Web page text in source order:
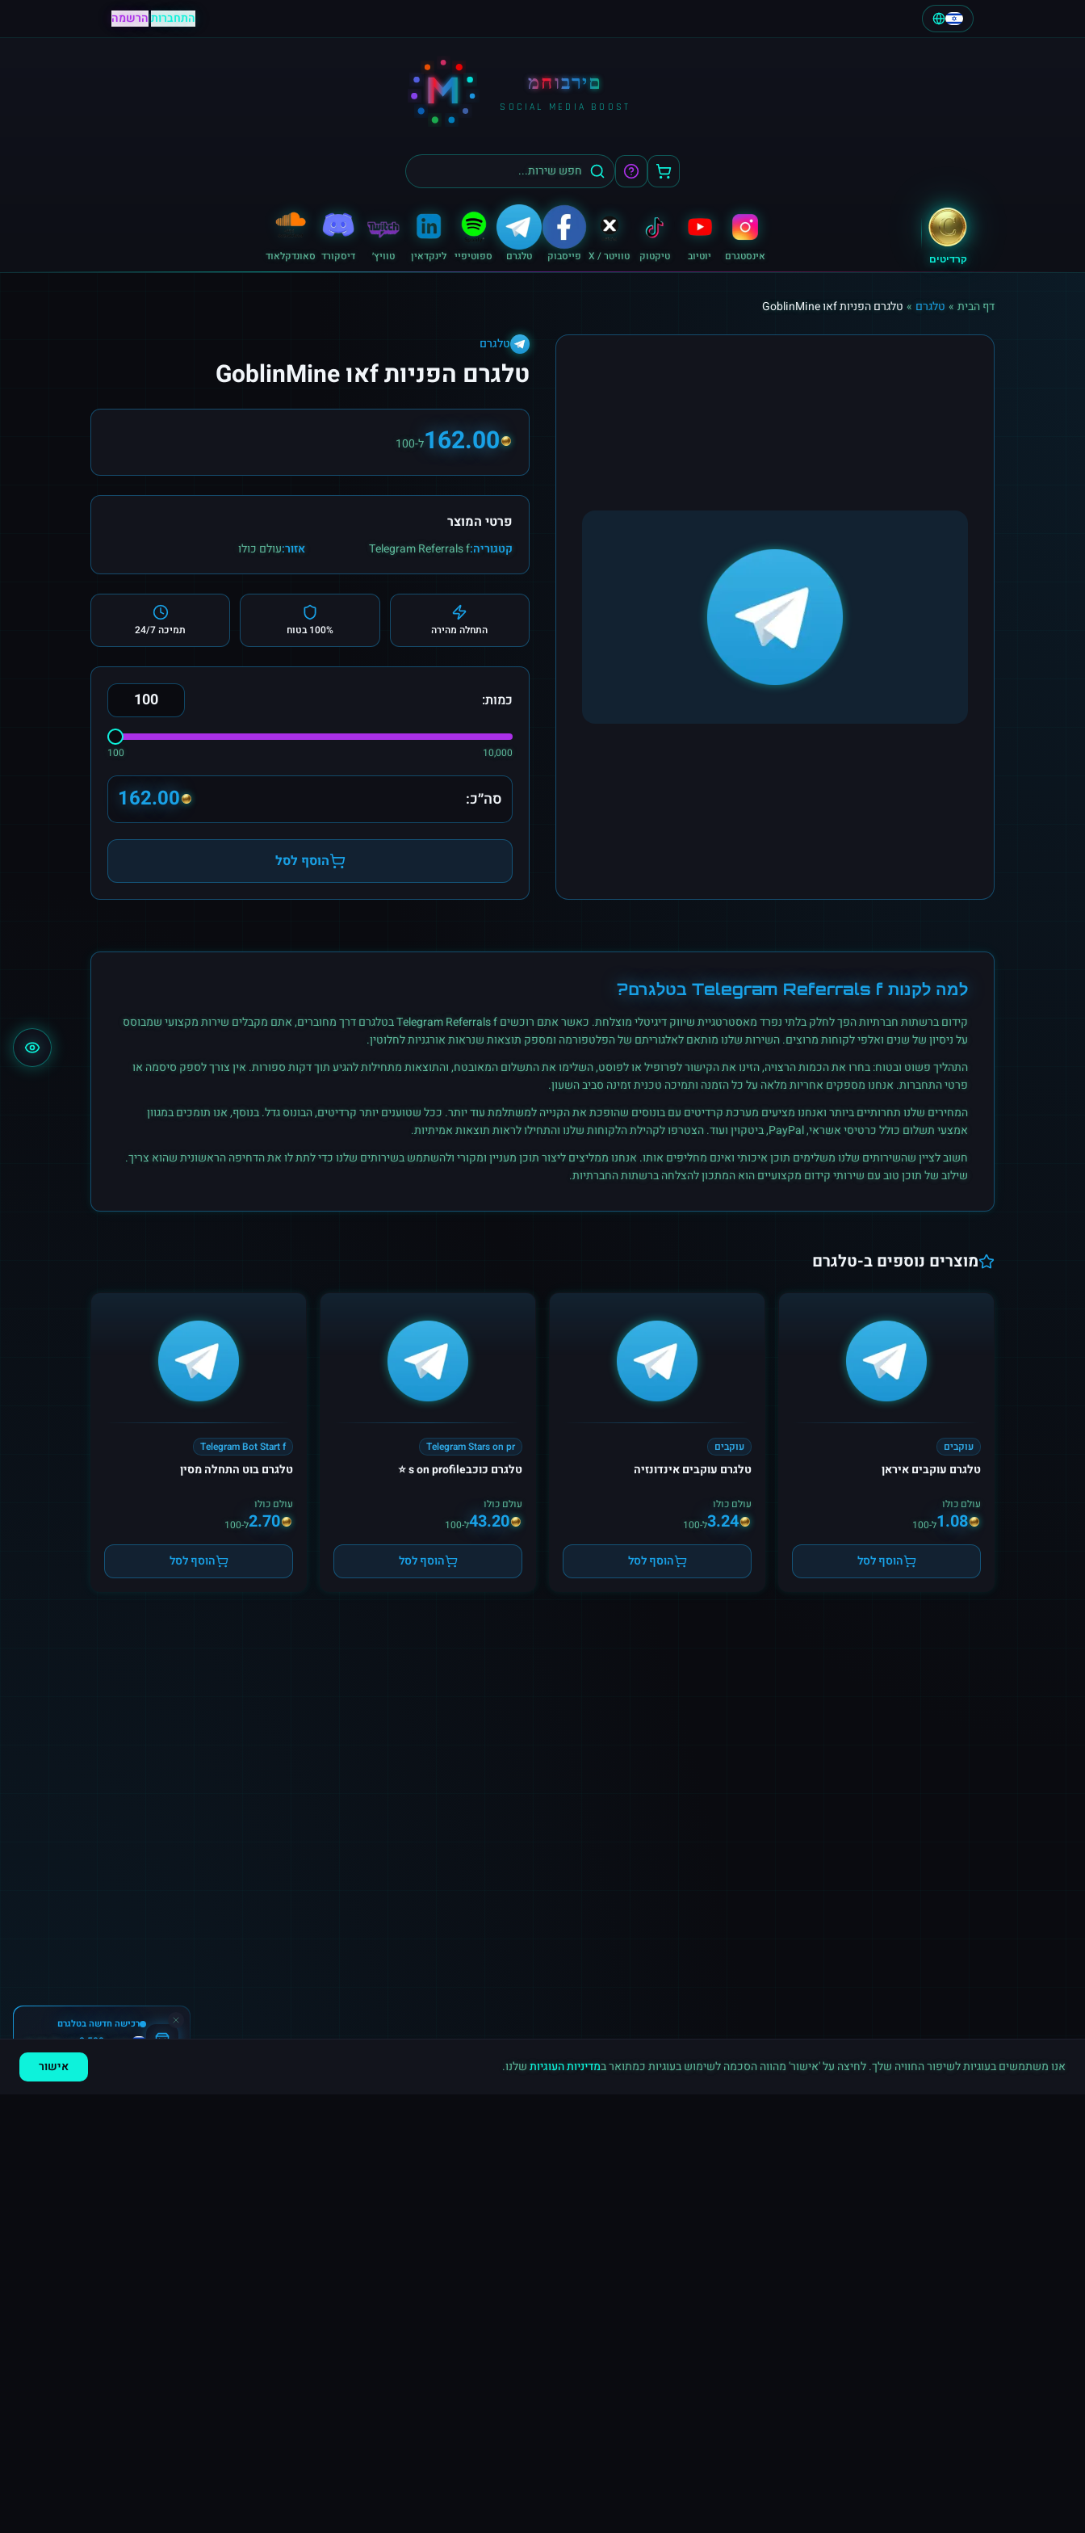
התחברות|הרשמה
M מחוברים
SOCIAL MEDIA BOOST
קרדיטים אינסטגרם יוטיוב טיקטוק טוויטר / X פייסבוק טלגרם ספוטיפיי לינקדאין טוויץ׳ דיסקורד סאונדקלאוד
דף הבית » טלגרם » טלגרם הפניות fאו GoblinMine
טלגרם
טלגרם הפניות fאו GoblinMine
162.00ל-100
פרטי המוצר
קטגוריה:Telegram Referrals f אזור:עולם כולו
התחלה מהירה 100% בטוח תמיכה 24/7
כמות:
100 10,000
סה״כ: 162.00
הוסף לסל
למה לקנות Telegram Referrals f בטלגרם?
קידום ברשתות חברתיות הפך לחלק בלתי נפרד מאסטרטגיית שיווק דיגיטלי מוצלחת. כאשר אתם רוכשיםTelegram Referrals fבטלגרםדרך מחוברים, אתם מקבלים שירות מקצועי שמבוסס
על ניסיון של שנים ואלפי לקוחות מרוצים. השירות שלנו מותאם לאלגוריתם של הפלטפורמה ומספק תוצאות שנראות אורגניות לחלוטין.
התהליך פשוט ובטוח: בחרו את הכמות הרצויה, הזינו את הקישור לפרופיל או לפוסט, השלימו את התשלום המאובטח, והתוצאות מתחילות להגיע תוך דקות ספורות. אין צורך לספק סיסמה או
פרטי התחברות. אנחנו מספקים אחריות מלאה על כל הזמנה ותמיכה טכנית זמינה סביב השעון.
המחירים שלנו תחרותיים ביותר ואנחנו מציעים מערכת קרדיטים עם בונוסים שהופכת את הקנייה למשתלמת עוד יותר. ככל שטוענים יותר קרדיטים, הבונוס גדל. בנוסף, אנו תומכים במגוון
אמצעי תשלום כולל כרטיסי אשראי, PayPal, ביטקוין ועוד. הצטרפו לקהילת הלקוחות שלנו והתחילו לראות תוצאות אמיתיות.
חשוב לציין שהשירותים שלנו משלימים תוכן איכותי ואינם מחליפים אותו. אנחנו ממליצים ליצור תוכן מעניין ומקורי ולהשתמש בשירותים שלנו כדי לתת לו את הדחיפה הראשונית שהוא צריך.
שילוב של תוכן טוב עם שירותי קידום מקצועיים הוא המתכון להצלחה ברשתות החברתיות.
מוצרים נוספים ב-טלגרם
עוקבים
טלגרם עוקבים איראן
עולם כולו
1.08ל-100
הוסף לסל
עוקבים
טלגרם עוקבים אינדונזיה
עולם כולו
3.24ל-100
הוסף לסל
Telegram Stars on pr
טלגרם כוכבs on profile ⭐️
עולם כולו
43.20ל-100
הוסף לסל
Telegram Bot Start f
טלגרם בוט התחלה מסין
עולם כולו
2.70ל-100
הוסף לסל
רכישה חדשה בטלגרם
2,500 חברים בערוץ
אנו משתמשים בעוגיות לשיפור החוויה שלך. לחיצה על 'אישור' מהווה הסכמה לשימוש בעוגיות כמתואר במדיניות העוגיותשלנו. אישור